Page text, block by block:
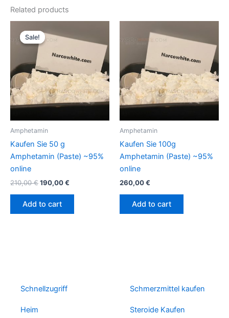
Related products
Sale!
Sale!
Amphetamin
Kaufen Sie 50 g
Amphetamin (Paste) ~95%
online
210,00€
price
was:
210,00 €.
190,00€
is:
Add to cart
Amphetamin
Kaufen Sie 100g
Amphetamin (Paste) ~95%
online
260,00€
Add to cart
Schnellzugriff
Heim
Schmerzmittel kaufen
Steroide Kaufen